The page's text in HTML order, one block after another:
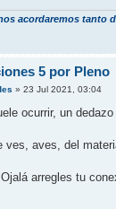
acordaremos tanto
5 por Pleno
» 23 Jul 2021, 03:04
ocurrir, un
ves, aves, del
arregles tu